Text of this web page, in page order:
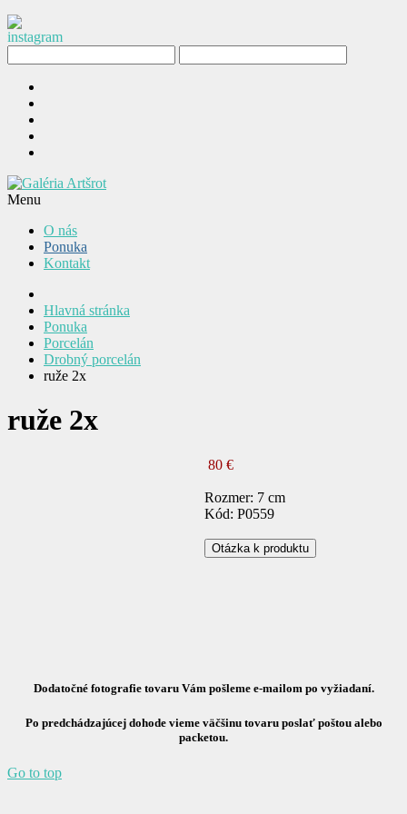
Menu
O nás
Ponuka
Kontakt
Hlavná stránka
Ponuka
Porcelán
Drobný porcelán
ruže 2x
ruže 2x
80 €
Rozmer: 7 cm
Kód: P0559
Otázka k produktu
Dodatočné fotografie tovaru Vám pošleme e-mailom po vyžiadaní.
Po predchádzajúcej dohode vieme väčšinu tovaru poslať poštou alebo
packetou.
Go to top